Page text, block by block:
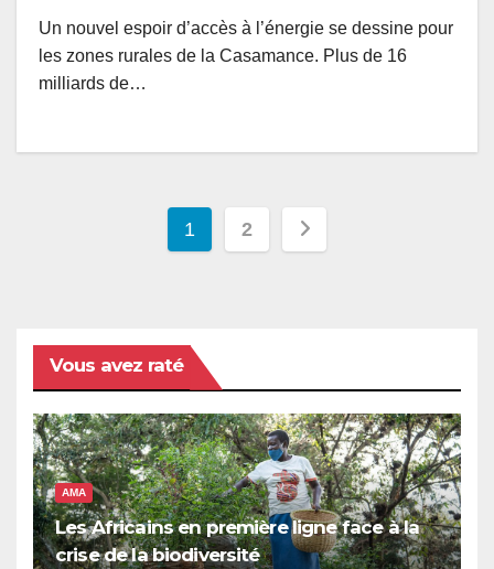
Un nouvel espoir d’accès à l’énergie se dessine pour
les zones rurales de la Casamance. Plus de 16
milliards de…
Pagination
1 2
Vous avez raté
AMA
Les Africains en première ligne face à la
crise de la biodiversité